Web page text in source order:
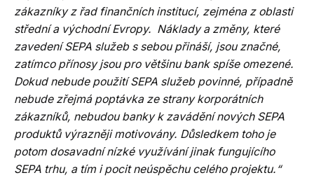
zákazníky z řad finančních institucí, zejména z oblasti
střední a východní Evropy. Náklady a změny, které
zavedení SEPA služeb s sebou přináší, jsou značné,
zatímco přínosy jsou pro většinu bank spíše omezené.
Dokud nebude použití SEPA služeb povinné, případně
nebude zřejmá poptávka ze strany korporátních
zákazníků, nebudou banky k zavádění nových SEPA
produktů výrazněji motivovány. Důsledkem toho je
potom dosavadní nízké využívání jinak fungujícího
SEPA trhu, a tím i pocit neúspěchu celého projektu.“